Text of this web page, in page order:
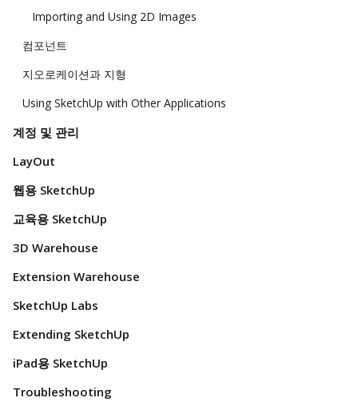
Importing and Using 2D Images
컴포넌트
지오로케이션과 지형
Using SketchUp with Other Applications
계정 및 관리
LayOut
웹용 SketchUp
교육용 SketchUp
3D Warehouse
Extension Warehouse
SketchUp Labs
Extending SketchUp
iPad용 SketchUp
Troubleshooting